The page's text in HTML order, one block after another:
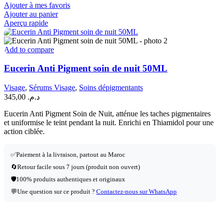
Ajouter à mes favoris
Ajouter au panier
Aperçu rapide
Add to compare
Eucerin Anti Pigment soin de nuit 50ML
Visage, Sérums Visage, Soins dépigmentants
د.م.
Eucerin Anti Pigment Soin de Nuit, atténue les taches pigmentaires
et uniformise le teint pendant la nuit. Enrichi en Thiamidol pour une
action ciblée.
✅Paiement à la livraison, partout au Maroc
🔄Retour facile sous 7 jours (produit non ouvert)
🛡️100% produits authentiques et originaux
💬Une question sur ce produit ? Contactez-nous sur WhatsApp